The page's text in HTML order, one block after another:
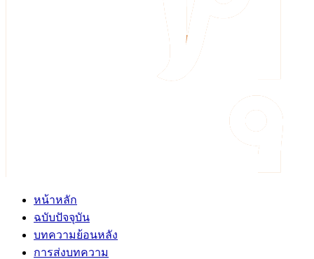
หน้าหลัก
ฉบับปัจจุบัน
บทความย้อนหลัง
การส่งบทความ